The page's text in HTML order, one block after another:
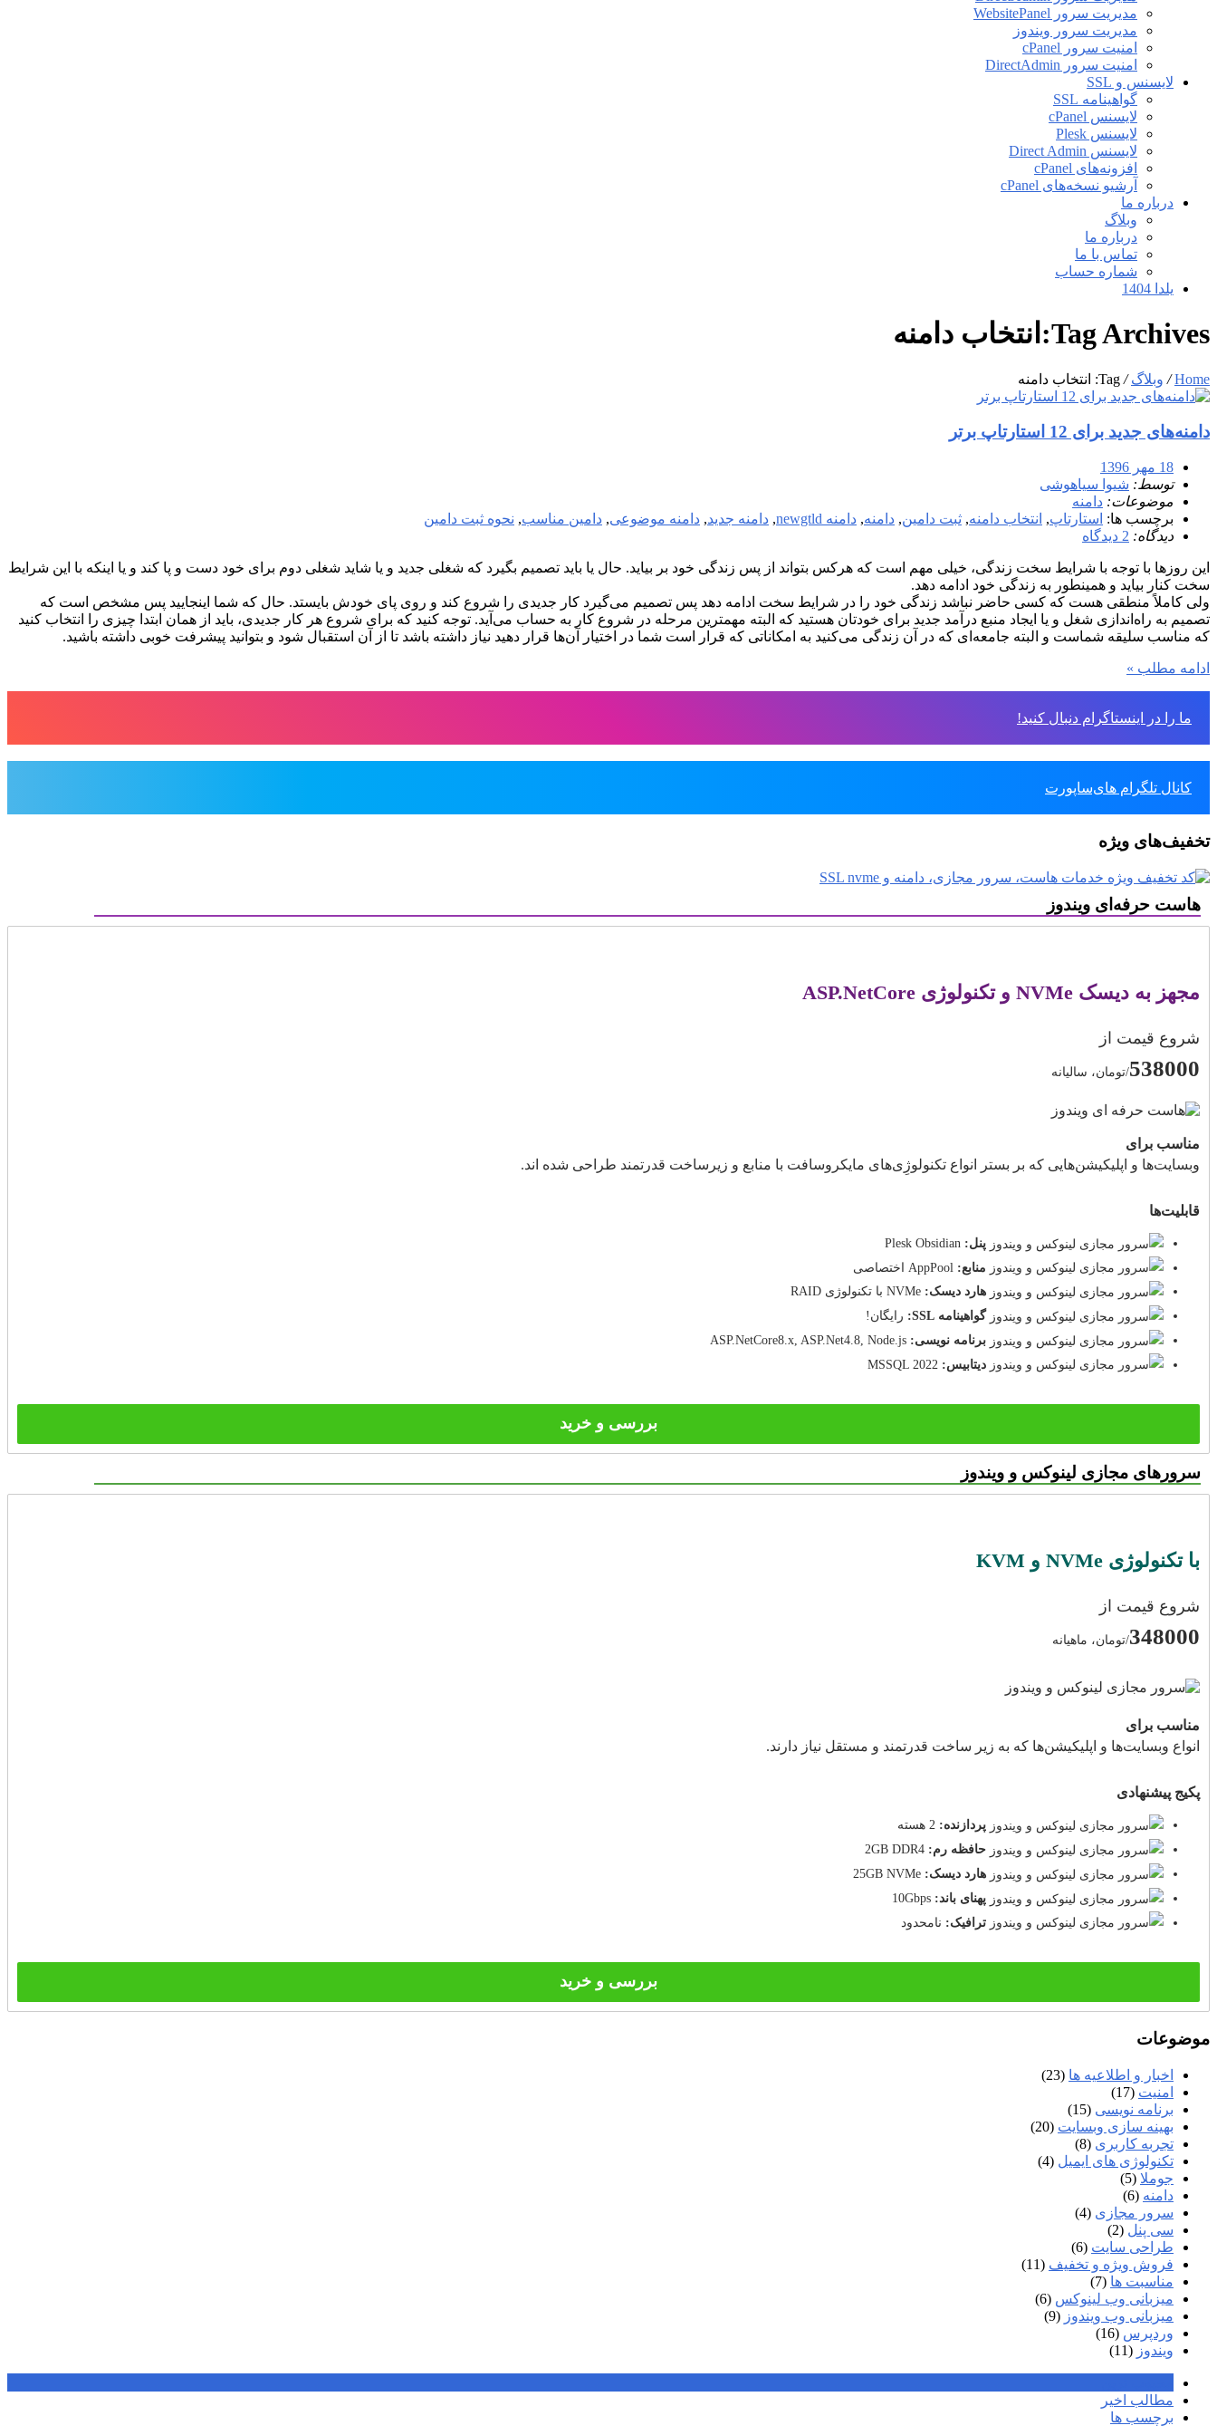
مدیریت سرور WebsitePanel
مدیریت سرور ویندوز
امنیت سرور cPanel
امنیت سرور DirectAdmin
لایسنس و SSL
گواهینامه SSL
لایسنس cPanel
لایسنس Plesk
لایسنس Direct Admin
افزونه‌های cPanel
آرشیو نسخه‌های cPanel
درباره ما
وبلاگ
درباره ما
تماس با ما
شماره حساب
یلدا 1404
Tag Archives:انتخاب دامنه
Home
/ وبلاگ / Tag: انتخاب دامنه
دامنه‌های جدید برای 12 استارتاپ برتر
18 مهر 1396
توسط: شیوا سیاهوشی
موضوعات: دامنه
برچسب ها: استارتاپ, انتخاب دامنه, ثبت دامین, دامنه, دامنه newgtld , دامنه جدید, دامنه موضوعی, دامین مناسب, نحوه ثبت دامین
دیدگاه: 2 دیدگاه
این روزها با توجه با شرایط سخت زندگی، خیلی مهم است که هرکس بتواند از پس زندگی خود بر بیاید. حال یا باید تصمیم بگیرد که شغلی جدید و یا شاید شغلی دوم برای خود دست و پا کند و یا اینکه با این شرایط
سخت کنار بیاید و همینطور به زندگی خود ادامه دهد.
ولی کاملاً منطقی هست که کسی حاضر نباشد زندگی خود را در شرایط سخت ادامه دهد پس تصمیم می‌گیرد کار جدیدی را شروع کند و روی پای خودش بایستد. حال که شما اینجایید پس مشخص است که
تصمیم به راه‌اندازی شغل و یا ایجاد منبع درآمد جدید برای خودتان هستید که البته مهمترین مرحله در شروع کار به حساب می‌آید. توجه کنید که برای شروع هر کار جدیدی، باید از همان ابتدا چیزی را انتخاب کنید
که مناسب سلیقه شماست و البته جامعه‌ای که در آن زندگی می‌کنید به امکاناتی که قرار است شما در اختیار آن‌ها قرار دهید نیاز داشته باشد تا از آن استقبال شود و بتوانید پیشرفت خوبی داشته باشید.
ادامه مطلب »
ما را در اینستاگرام دنبال کنید!
کانال تلگرام های‌ساپورت
تخفیف‌های ویژه
هاست حرفه‌ای ویندوز
مجهز به دیسک NVMe و تکنولوژی ASP.NetCore
شروع قیمت از
538000/تومان، سالیانه
مناسب برای
وبسایت‌ها و اپلیکیشن‌هایی که بر بستر انواع تکنولوژِی‌های مایکروسافت با منابع و زیرساخت قدرتمند طراحی شده اند.
قابلیت‌ها
پنل:
منابع:
هارد دیسک:
گواهینامه SSL:
رایگان!
برنامه نویسی: ASP.NetCore8.x, ASP.Net4.8, Node.js
دیتابیس: MSSQL 2022
بررسی و خرید
سرورهای مجازی لینوکس و ویندوز
با تکنولوژی NVMe و KVM
شروع قیمت از
348000/تومان، ماهیانه
مناسب برای
انواع وبسایت‌ها و اپلیکیشن‌ها که به زیر ساخت قدرتمند و مستقل نیاز دارند.
پکیج پیشنهادی
پردازنده:
حافظه رم:
هارد دیسک:
پهنای باند:
ترافیک: نامحدود
بررسی و خرید
موضوعات
اخبار و اطلاعیه ها (23)
امنیت (17)
برنامه نویسی (15)
بهینه سازی وبسایت (20)
تجربه کاربری (8)
تکنولوژی های ایمیل (4)
جوملا (5)
دامنه (6)
سرور مجازی (4)
سی پنل (2)
طراحی سایت (6)
فروش ویژه و تخفیف (11)
مناسبت ها (7)
میزبانی وب لینوکس (6)
میزبانی وب ویندوز (9)
وردپرس (16)
ویندوز (11)
مطالب اخیر
برچسب ها